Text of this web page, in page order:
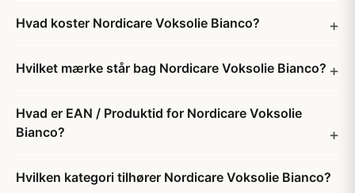
Hvad koster Nordicare Voksolie Bianco?
Hvilket mærke står bag Nordicare Voksolie Bianco?
Hvad er EAN / Produktid for Nordicare Voksolie
Bianco?
Hvilken kategori tilhører Nordicare Voksolie Bianco?